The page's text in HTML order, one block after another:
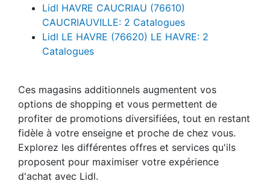
Lidl HAVRE CAUCRIAU (76610)
CAUCRIAUVILLE: 2 Catalogues
Lidl LE HAVRE (76620) LE HAVRE: 2
Catalogues
Ces magasins additionnels augmentent vos
options de shopping et vous permettent de
profiter de promotions diversifiées, tout en restant
fidèle à votre enseigne et proche de chez vous.
Explorez les différentes offres et services qu'ils
proposent pour maximiser votre expérience
d'achat avec Lidl.